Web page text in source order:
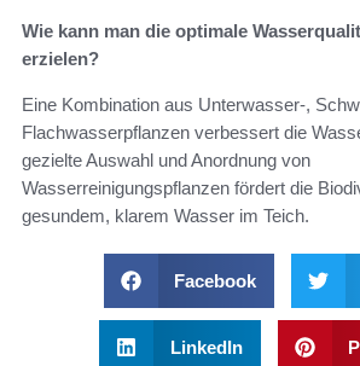
Wie kann man die optimale
erzielen?
Eine Kombination aus Unterwasser-,
Flachwasserpflanzen verbessert die
gezielte Auswahl und Anordnung von
Wasserreinigungspflanzen fördert die
gesundem, klarem Wasser im Teich.
Facebook
LinkedIn